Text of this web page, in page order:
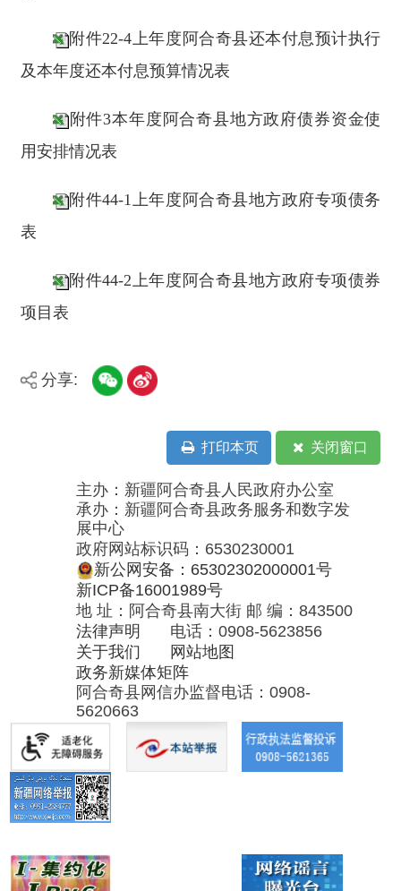
关于我们
网站地图
政务新媒体矩阵
阿合奇县网信办监督电话：0908-